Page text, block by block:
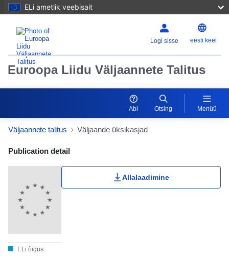
ELi ametlik veebisait
Logi sisse eesti keel
Euroopa Liidu Väljaannete Talitus
Abi Otsing Menüü
Väljaannete talitus Väljaande üksikasjad
Publication Detail Actions Portlet
Publication detail
ELi õigus
Allalaadimine